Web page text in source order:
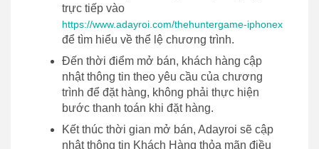
trực tiếp vào
https://www.adayroi.com/thehuntergame-iphonex
để tìm hiểu về thể lệ chương trình.
Đến thời điểm mở bán, khách hàng cập
nhật thông tin theo yêu cầu của chương
trình để đặt hàng, không phải thực hiện
bước thanh toán khi đặt hàng.
Kết thúc thời gian mở bán, Adayroi sẽ cập
nhật thông tin Khách Hàng thỏa mãn điều